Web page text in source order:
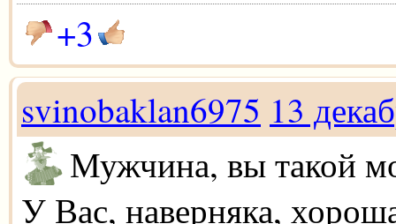
+3
svinobaklan6975 13
Мужчина, вы такой
У Вас, наверняка,